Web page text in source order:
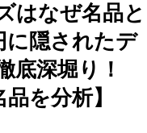
はなぜ名品と
に隠されたデ
底深堀り！
を分析】